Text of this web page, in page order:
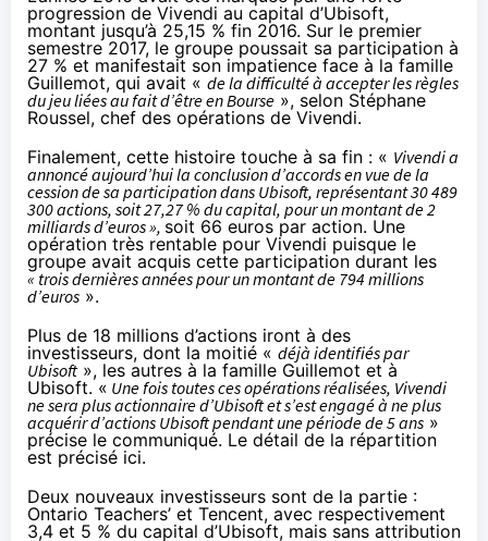
progression de Vivendi au capital d’Ubisoft,
montant jusqu’à 25,15 % fin 2016. Sur le premier
semestre 2017, le groupe poussait sa participation à
27 % et manifestait son impatience face à la famille
Guillemot, qui avait « de la difficulté à accepter les règles
du jeu liées au fait d’être en Bourse », selon Stéphane
Roussel, chef des opérations de Vivendi.
Finalement, cette histoire touche à sa fin : « Vivendi a
annoncé aujourd’hui la conclusion d’accords en vue de la
cession de sa participation dans Ubisoft, représentant 30 489
300 actions, soit 27,27 % du capital, pour un montant de 2
milliards d’euros », soit 66 euros par action. Une
opération très rentable pour Vivendi puisque le
groupe avait acquis cette participation durant les
« trois dernières années pour un montant de 794 millions
d’euros ».
Plus de 18 millions d’actions iront à des
investisseurs, dont la moitié « déjà identifiés par
Ubisoft», les autres à la famille Guillemot et à
Ubisoft. « Une fois toutes ces opérations réalisées, Vivendi
ne sera plus actionnaire d’Ubisoft et s’est engagé à ne plus
acquérir d’actions Ubisoft pendant une période de 5 ans »
précise le communiqué. Le détail de la répartition
est précisé ici.
Deux nouveaux investisseurs sont de la partie :
Ontario Teachers’ et Tencent, avec respectivement
3,4 et 5 % du capital d’Ubisoft, mais sans attribution